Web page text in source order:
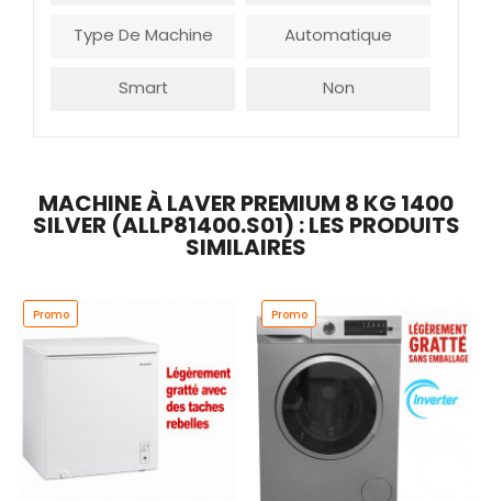
Type De Machine Automatique
Smart Non
MACHINE À LAVER PREMIUM 8 KG 1400
SILVER (ALLP81400.S01) : LES PRODUITS
SIMILAIRES
Promo Promo